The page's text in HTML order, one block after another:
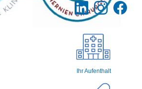
LinkedInInstagram
Ihr Aufenthalt